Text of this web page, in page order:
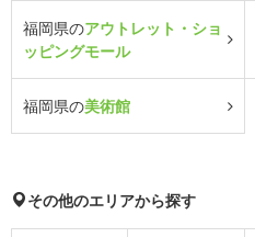
福岡県のアウトレット・ショ
ッピングモール
福岡県の美術館
その他のエリアから探す